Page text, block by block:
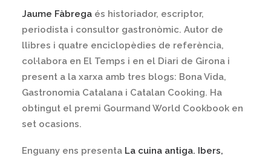
Jaume Fàbrega és historiador, escriptor,
periodista i consultor gastronòmic. Autor de
llibres i quatre enciclopèdies de referència,
col·labora en El Temps i en el Diari de Girona i
present a la xarxa amb tres blogs: Bona Vida,
Gastronomia Catalana i Catalan Cooking. Ha
obtingut el premi Gourmand World Cookbook en
set ocasions.
Enguany ens presenta La cuina antiga. Ibers,